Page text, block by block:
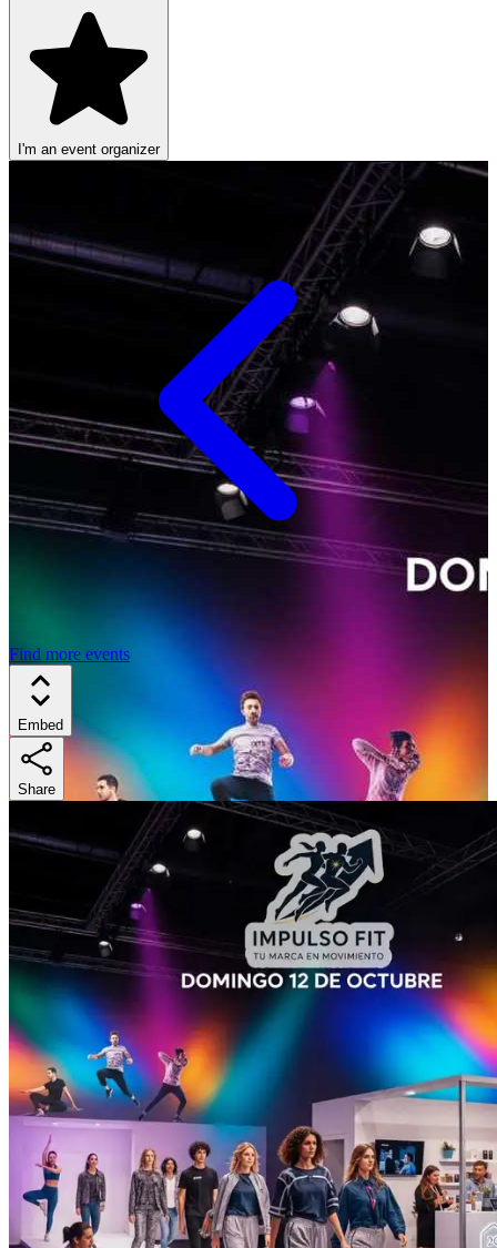
I'm an event organizer
Find more events
Embed
Share